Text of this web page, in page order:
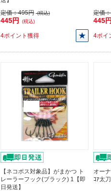
定価：495円 (税込)
445円 (税込)
4ポイント獲得
定価：
445円
4ポイ
【ネコポス対象品】がまかつ ト
レーラーフック(ブラック) 1【即
日発送】
オー
ｺｱ太